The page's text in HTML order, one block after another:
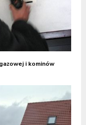
i kominów